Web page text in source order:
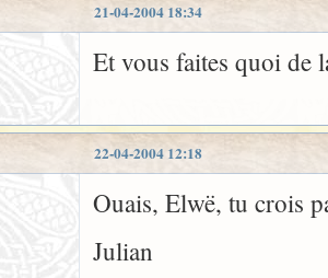
21-04-2004 18:34
Et vous faites quoi de
22-04-2004 12:18
Ouais, Elwë, tu crois
Julian